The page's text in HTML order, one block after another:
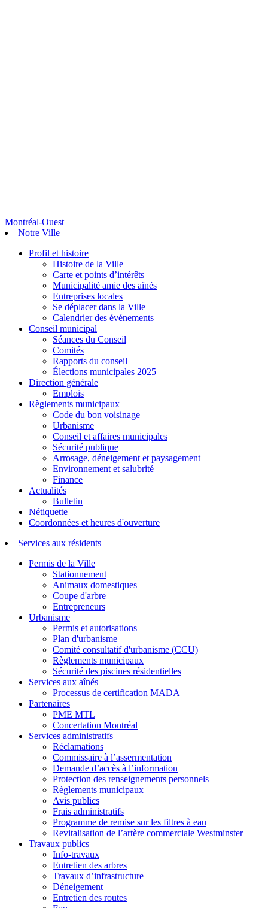
Montréal-Ouest
Notre Ville
Profil et histoire
Histoire de la Ville
Carte et points d’intérêts
Municipalité amie des aînés
Entreprises locales
Se déplacer dans la Ville
Calendrier des événements
Conseil municipal
Séances du Conseil
Comités
Rapports du conseil
Élections municipales 2025
Direction générale
Emplois
Règlements municipaux
Code du bon voisinage
Urbanisme
Conseil et affaires municipales
Sécurité publique
Arrosage, déneigement et paysagement
Environnement et salubrité
Finance
Actualités
Bulletin
Nétiquette
Coordonnées et heures d'ouverture
Services aux résidents
Permis de la Ville
Stationnement
Animaux domestiques
Coupe d'arbre
Entrepreneurs
Urbanisme
Permis et autorisations
Plan d'urbanisme
Comité consultatif d'urbanisme (CCU)
Règlements municipaux
Sécurité des piscines résidentielles
Services aux aînés
Processus de certification MADA
Partenaires
PME MTL
Concertation Montréal
Services administratifs
Réclamations
Commissaire à l’assermentation
Demande d’accès à l’information
Protection des renseignements personnels
Règlements municipaux
Avis publics
Frais administratifs
Programme de remise sur les filtres à eau
Revitalisation de l’artère commerciale Westminster
Travaux publics
Info-travaux
Entretien des arbres
Travaux d’infrastructure
Déneigement
Entretien des routes